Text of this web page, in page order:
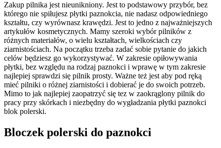
Zakup pilnika jest nieunikniony. Jest to podstawowy przybór, bez
którego nie spiłujesz płytki paznokcia, nie nadasz odpowiedniego
kształtu, czy wyrównasz krawędzi. Jest to jedno z najważniejszych
artykułów kosmetycznych. Mamy szeroki wybór pilników z
różnych materiałów, o wielu kształtach, wielkościach czy
ziarnistościach. Na początku trzeba zadać sobie pytanie do jakich
celów będziesz go wykorzystywać. W zakresie opiłowywania
płytki, bez względu na rodzaj paznokci i wprawę w tym zakresie
najlepiej sprawdzi się pilnik prosty. Ważne też jest aby pod ręką
mieć pilniki o różnej ziarnistości i dobierać je do swoich potrzeb.
Mimo to jak najlepiej zaopatrzyć się tez w zaokrąglony pilnik do
pracy przy skórkach i niezbędny do wygładzania płytki paznokci
blok polerski.
Bloczek polerski do paznokci